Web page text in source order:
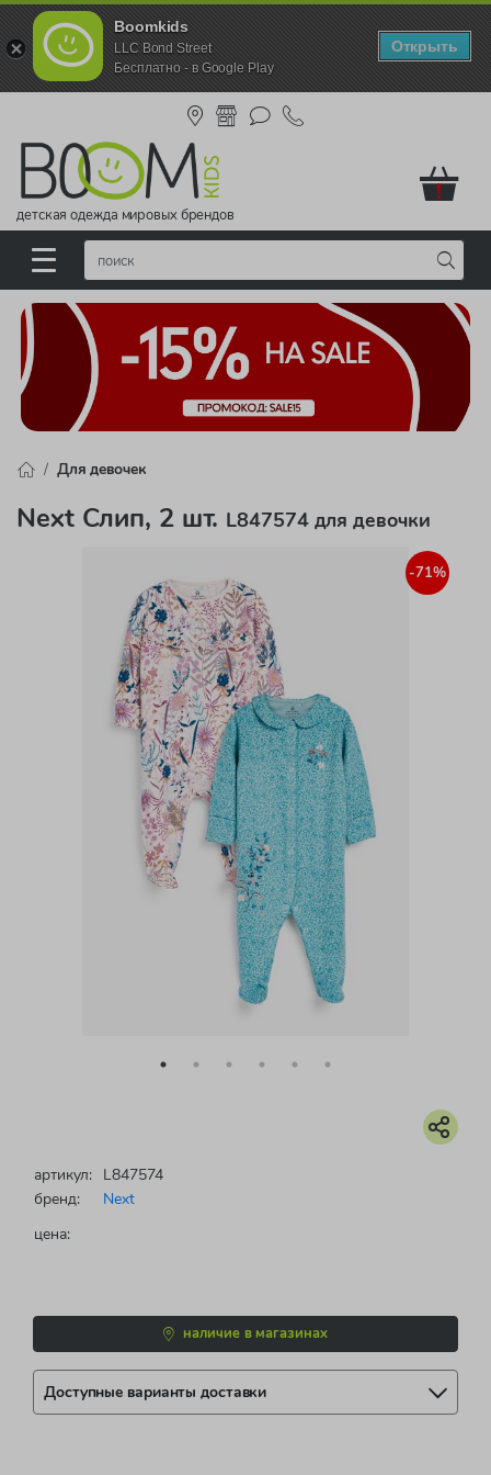
Boomkids
LLC Bond Street
Бесплатно - в Google Play
Открыть
детская одежда мировых брендов
!
Для девочек
Next Слип, 2 шт. L847574 для девочки
-71%
артикул: L847574
бренд:
Next
цена:
наличие в магазинах
Доступные варианты доставки